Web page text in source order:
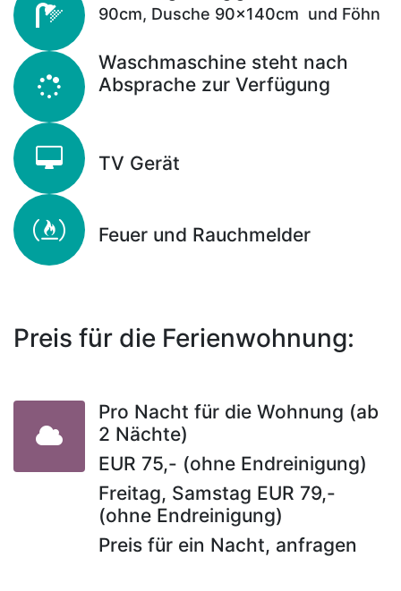
90cm, Dusche 90x140cm und Föhn
Waschmaschine steht nach
Absprache zur Verfügung
TV Gerät
Feuer und Rauchmelder
Preis für die Ferienwohnung:
Pro Nacht für die Wohnung (ab
2 Nächte)
EUR 75,- (ohne Endreinigung)
Freitag, Samstag EUR 79,-
(ohne Endreinigung)
Preis für ein Nacht, anfragen